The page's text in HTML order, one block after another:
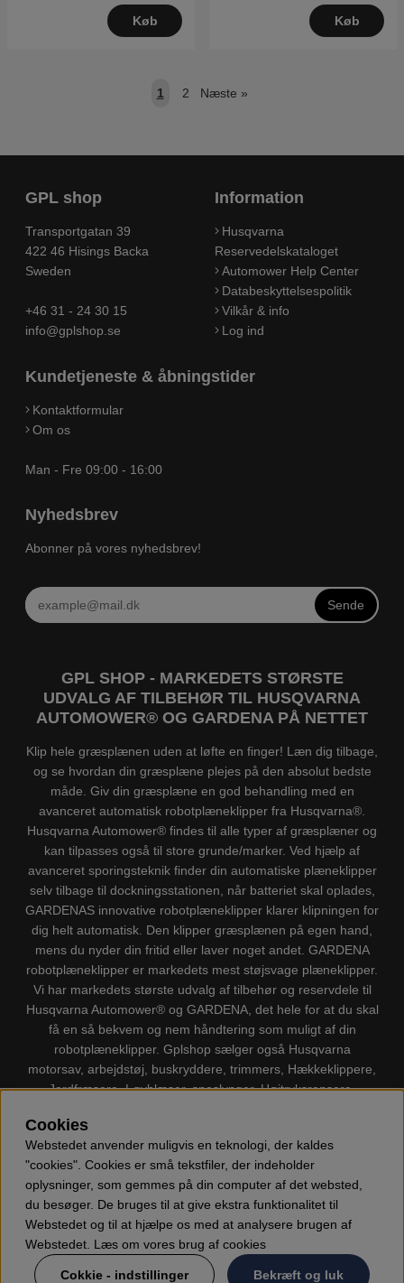
Køb Køb
1 2 Næste »
GPL shop
Transportgatan 39
422 46 Hisings Backa
Sweden
+46 31 - 24 30 15
info@gplshop.se
Information
Husqvarna
Reservedelskataloget
Automower Help Center
Databeskyttelsespolitik
Vilkår & info
Log ind
Kundetjeneste & åbningstider
Kontaktformular
Om os
Man - Fre 09:00 - 16:00
Nyhedsbrev
Abonner på vores nyhedsbrev!
Sende
GPL SHOP - MARKEDETS STØRSTE
UDVALG AF TILBEHØR TIL HUSQVARNA
AUTOMOWER® OG GARDENA PÅ NETTET
Klip hele græsplænen uden at løfte en finger! Læn dig tilbage,
og se hvordan din græsplæne plejes på den absolut bedste
måde. Giv din græsplæne en god behandling med en
avanceret automatisk robotplæneklipper fra Husqvarna®.
Husqvarna Automower® findes til alle typer af græsplæner og
kan tilpasses også til store grunde/marker. Ved hjælp af
avanceret sporingsteknik finder din automatiske plæneklipper
selv tilbage til dockningsstationen, når batteriet skal oplades,
GARDENAS innovative robotplæneklipper klarer klipningen for
dig helt automatisk. Den klipper græsplænen på egen hand,
mens du nyder din fritid eller laver noget andet. GARDENA
robotplæneklipper er markedets mest støjsvage plæneklipper.
Vi har markedets største udvalg af tilbehør og reservdele til
Husqvarna Automower® og GARDENA, det hele for at du skal
få en så bekvem og nem håndtering som muligt af din
robotplæneklipper. Gplshop sælger også Husqvarna
motorsav, arbejdstøj, buskryddere, trimmers, Hækkeklippere,
Jordfræsere, Løvblæser, sneslynger, Højtryksrensere,
Cookies
Webstedet anvender muligvis en teknologi, der kaldes
"cookies". Cookies er små tekstfiler, der indeholder
oplysninger, som gemmes på din computer af det websted,
du besøger. De bruges til at give ekstra funktionalitet til
Webstedet og til at hjælpe os med at analysere brugen af
Webstedet. Læs om vores brug af cookies
Cokkie - indstillinger Bekræft og luk